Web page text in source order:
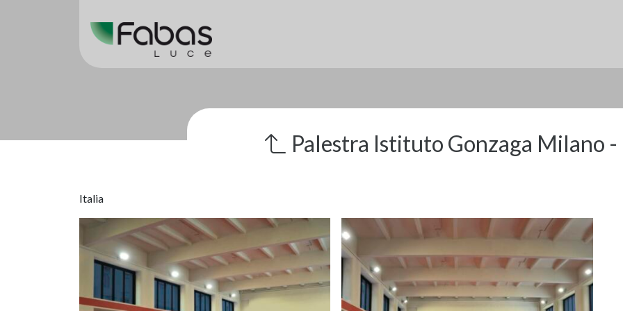
Palestra Istituto Gonzaga Milano
Italia